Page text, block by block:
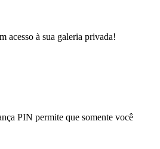
acesso à sua galeria privada!
PIN permite que somente você